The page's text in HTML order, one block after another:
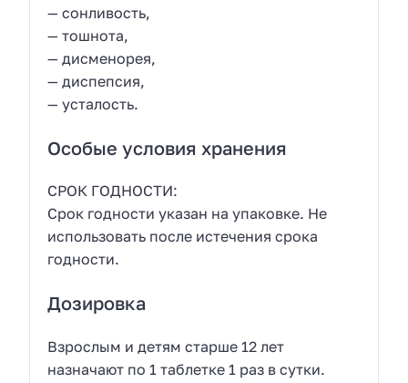
— сонливость,
— тошнота,
— дисменорея,
— диспепсия,
— усталость.
Особые условия хранения
СРОК ГОДНОСТИ:
Срок годности указан на упаковке. Не
использовать после истечения срока
годности.
Дозировка
Взрослым и детям старше 12 лет
назначают по 1 таблетке 1 раз в сутки.